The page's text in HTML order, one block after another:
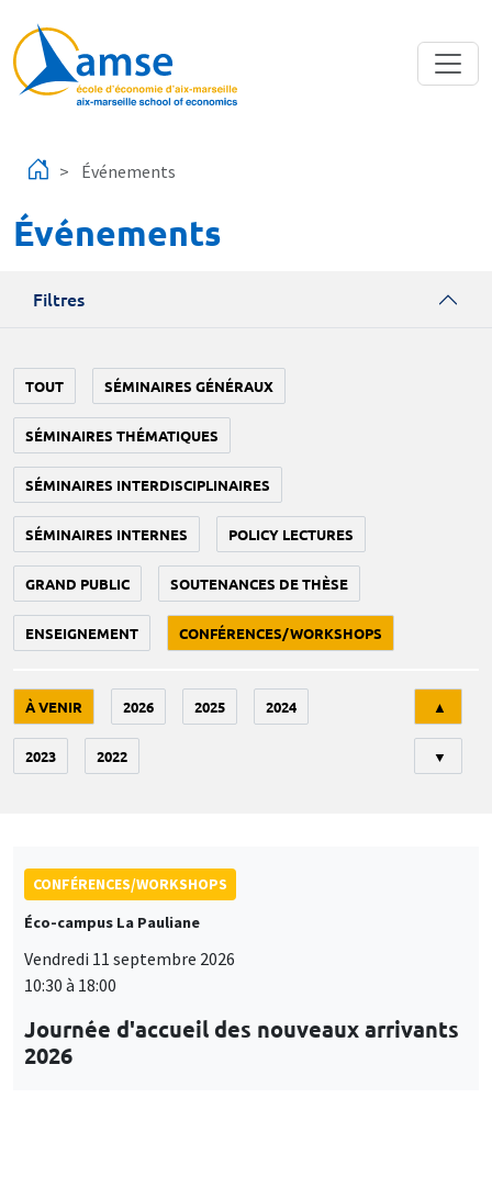
Événements
Événements
Filtres
TOUT SÉMINAIRES GÉNÉRAUX
SÉMINAIRES THÉMATIQUES
SÉMINAIRES INTERDISCIPLINAIRES
SÉMINAIRES INTERNES POLICY LECTURES
GRAND PUBLIC SOUTENANCES DE THÈSE
ENSEIGNEMENT CONFÉRENCES/WORKSHOPS
À VENIR 2026 2025 2024
2023 2022
▲
▼
CONFÉRENCES/WORKSHOPS
Éco-campus La Pauliane
Vendredi 11 septembre 2026
10:30 à 18:00
Journée d'accueil des nouveaux arrivants
2026